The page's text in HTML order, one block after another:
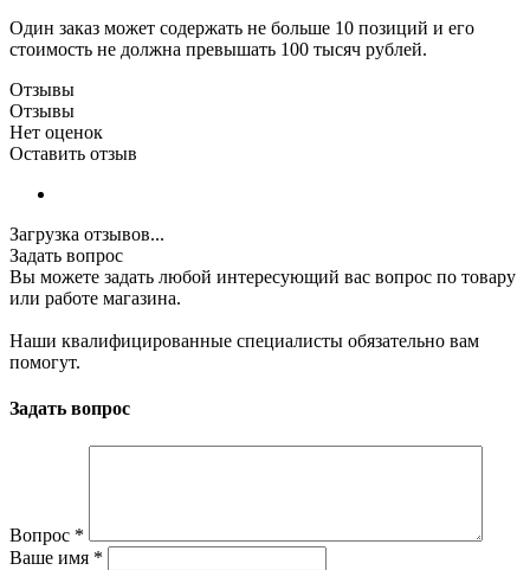
Один заказ может содержать не больше 10 позиций и его
стоимость не должна превышать 100 тысяч рублей.
Отзывы
Отзывы
Нет оценок
Оставить отзыв
Загрузка отзывов...
Задать вопрос
Вы можете задать любой интересующий вас вопрос по товару
или работе магазина.
Наши квалифицированные специалисты обязательно вам
помогут.
Задать вопрос
Вопрос *
Ваше имя *